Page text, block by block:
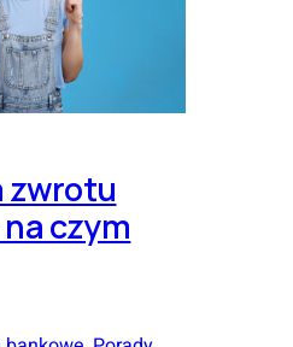
zwrotu
czym